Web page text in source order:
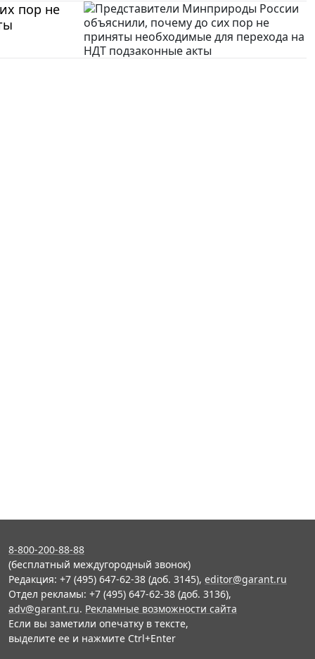
пор не
8-800-200-88-88
(бесплатный междугородный звонок)
Редакция: +7 (495) 647-62-38 (доб. 3145), editor@garant.ru
Отдел рекламы: +7 (495) 647-62-38 (доб. 3136),
adv@garant.ru. Рекламные возможности сайта
Если вы заметили опечатку в тексте,
выделите ее и нажмите Ctrl+Enter